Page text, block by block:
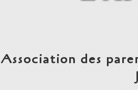
Association des